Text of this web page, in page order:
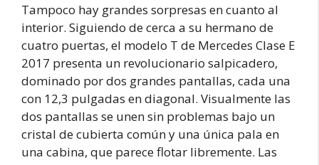
Tampoco hay grandes sorpresas en cuanto al
interior. Siguiendo de cerca a su hermano de
cuatro puertas, el modelo T de Mercedes Clase E
2017 presenta un revolucionario salpicadero,
dominado por dos grandes pantallas, cada una
con 12,3 pulgadas en diagonal. Visualmente las
dos pantallas se unen sin problemas bajo un
cristal de cubierta común y una única pala en
una cabina, que parece flotar libremente. Las